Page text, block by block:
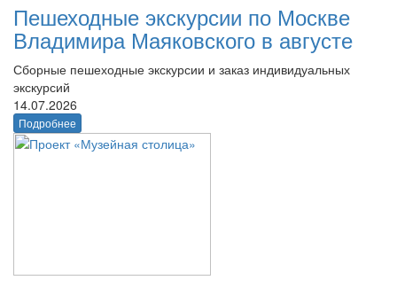
Пешеходные экскурсии по Москве
Владимира Маяковского в августе
Сборные пешеходные экскурсии и заказ индивидуальных
экскурсий
14.07.2026
Подробнее